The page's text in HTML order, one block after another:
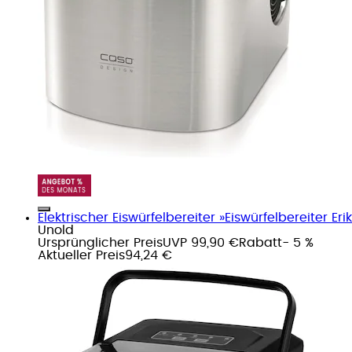
Elektrischer Eiswürfelbereiter »Eiswürfelbereiter
Unold
Ursprünglicher PreisUVP 99,90 €Rabatt- 5 %
Aktueller Preis94,24 €